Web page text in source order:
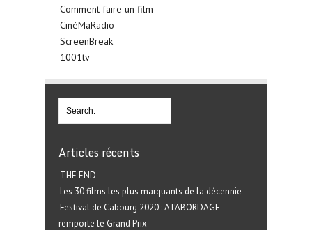
Comment faire un film
CinéMaRadio
ScreenBreak
1001tv
Articles récents
THE END
Les 30 films les plus marquants de la décennie
Festival de Cabourg 2020 : A L’ABORDAGE
remporte le Grand Prix